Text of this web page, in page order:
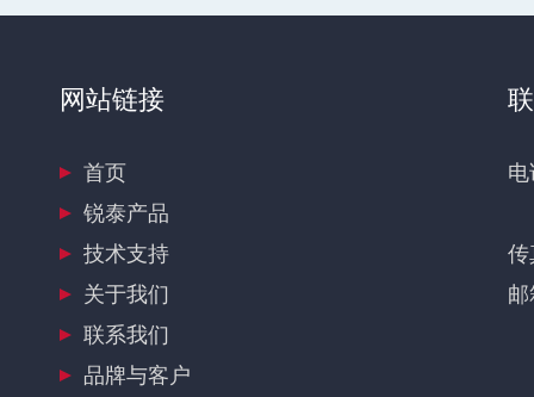
网站链接
首页
锐泰产品
技术支持
关于我们
联系我们
品牌与客户
传